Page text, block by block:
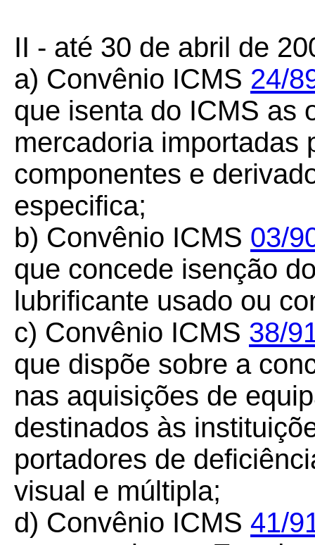
II - até 30 de abril de
a) Convênio ICMS 24/
que isenta do ICMS as
mercadoria importadas
componentes e
especifica;
b) Convênio ICMS 03/
que concede isenção
lubrificante usado ou
c) Convênio ICMS 38/
que dispõe sobre a
nas aquisições de
destinados às
portadores de
visual e múltipla;
d) Convênio ICMS 41/